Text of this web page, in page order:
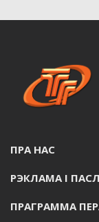
ПРА НАС
РЭКЛАМА I
ПРАГРАММА